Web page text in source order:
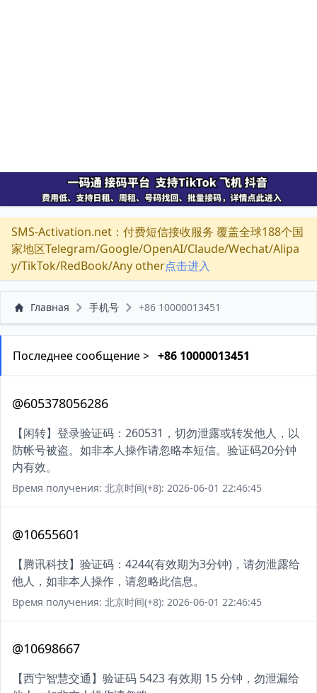
SMS-Activation.net：付费短信接收服务 覆盖全球188个国
家地区Telegram/Google/OpenAI/Claude/Wechat/Alipa
y/TikTok/RedBook/Any other点击进入
Главная 手机号 +86 10000013451
Последнее сообщение > +86 10000013451
@605378056286
【闲转】登录验证码：260531，切勿泄露或转发他人，以
防帐号被盗。如非本人操作请忽略本短信。验证码20分钟
内有效。
Время получения: 北京时间(+8): 2026-06-01 22:46:45
@10655601
【腾讯科技】验证码：4244(有效期为3分钟)，请勿泄露给
他人，如非本人操作，请忽略此信息。
Время получения: 北京时间(+8): 2026-06-01 22:46:45
@10698667
【西宁智慧交通】验证码 5423 有效期 15 分钟，勿泄漏给